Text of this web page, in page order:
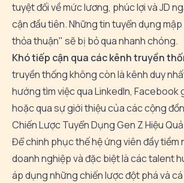
tuyệt đối về mức lương, phúc lợi và JD
cận đầu tiên. Những tin tuyển dụng
thỏa thuận" sẽ bị bỏ qua nhanh chóng.
Khó tiếp cận qua các kênh truyền
truyền thống không còn là kênh duy
hướng tìm việc qua LinkedIn, Facebook
hoặc qua sự giới thiệu của các cộng
Chiến Lược Tuyển Dụng Gen Z Hiệu Quả
Để chinh phục thế hệ ứng viên đầy tiềm
doanh nghiệp và đặc biệt là các talent
áp dụng những chiến lược đột phá và